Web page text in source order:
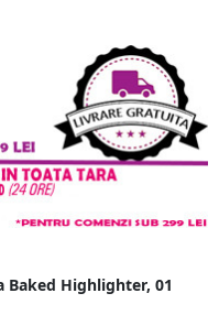
Highlighter, 01